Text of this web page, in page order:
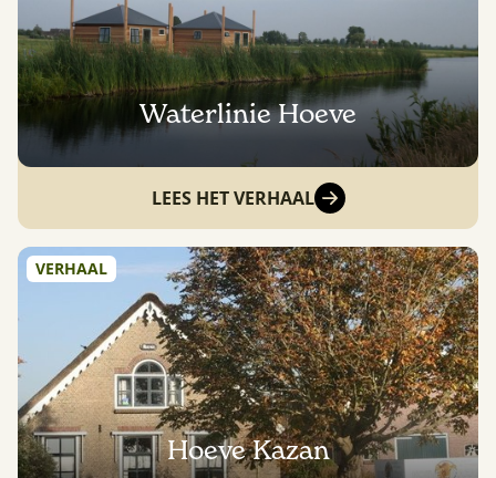
Waterlinie Hoeve
LEES HET VERHAAL
VERHAAL
Hoeve Kazan